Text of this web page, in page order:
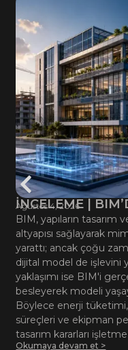
İNCELEME |
Ağustos 4, 2026
BIM, yapıların tasarım
altyapısı sağlayarak
yarattı; ancak çoğu
dijital model de işlevini
yaklaşımı ise BIM'i
besleyerek modeli
Böylece enerji tüketimi,
süreçleri ve ekipman
tasarım kararları
Okumaya devam et >